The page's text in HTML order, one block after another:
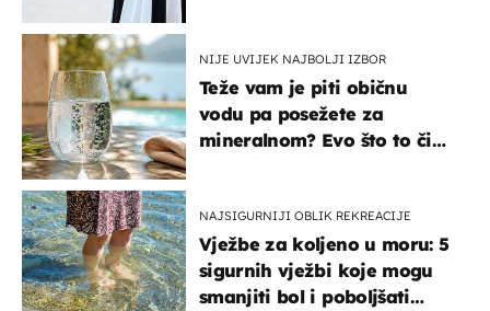
NIJE UVIJEK NAJBOLJI IZBOR
Teže vam je piti običnu
vodu pa posežete za
mineralnom? Evo što to čini
NAJSIGURNIJI OBLIK REKREACIJE
Vježbe za koljeno u moru: 5
sigurnih vježbi koje mogu
smanjiti bol i poboljšati